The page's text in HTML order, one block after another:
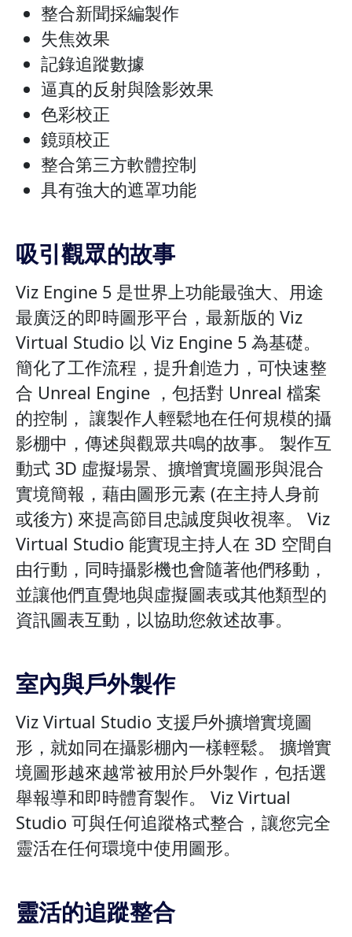
整合新聞採編製作
失焦效果
記錄追蹤數據
逼真的反射與陰影效果
色彩校正
鏡頭校正
整合第三方軟體控制
具有強大的遮罩功能
吸引觀眾的故事
Viz Engine 5 是世界上功能最強大、用途
最廣泛的即時圖形平台，最新版的 Viz
Virtual Studio 以 Viz Engine 5 為基礎。
簡化了工作流程，提升創造力，可快速整
合 Unreal Engine ，包括對 Unreal 檔案
的控制， 讓製作人輕鬆地在任何規模的攝
影棚中，傳述與觀眾共鳴的故事。 製作互
動式 3D 虛擬場景、擴增實境圖形與混合
實境簡報，藉由圖形元素 (在主持人身前
或後方) 來提高節目忠誠度與收視率。 Viz
Virtual Studio 能實現主持人在 3D 空間自
由行動，同時攝影機也會隨著他們移動，
並讓他們直覺地與虛擬圖表或其他類型的
資訊圖表互動，以協助您敘述故事。
室內與戶外製作
Viz Virtual Studio 支援戶外擴增實境圖
形，就如同在攝影棚內一樣輕鬆。 擴增實
境圖形越來越常被用於戶外製作，包括選
舉報導和即時體育製作。 Viz Virtual
Studio 可與任何追蹤格式整合，讓您完全
靈活在任何環境中使用圖形。
靈活的追蹤整合